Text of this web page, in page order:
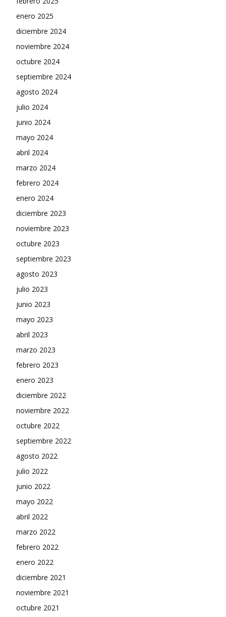
enero 2025
diciembre 2024
noviembre 2024
octubre 2024
septiembre 2024
agosto 2024
julio 2024
junio 2024
mayo 2024
abril 2024
marzo 2024
febrero 2024
enero 2024
diciembre 2023
noviembre 2023
octubre 2023
septiembre 2023
agosto 2023
julio 2023
junio 2023
mayo 2023
abril 2023
marzo 2023
febrero 2023
enero 2023
diciembre 2022
noviembre 2022
octubre 2022
septiembre 2022
agosto 2022
julio 2022
junio 2022
mayo 2022
abril 2022
marzo 2022
febrero 2022
enero 2022
diciembre 2021
noviembre 2021
octubre 2021